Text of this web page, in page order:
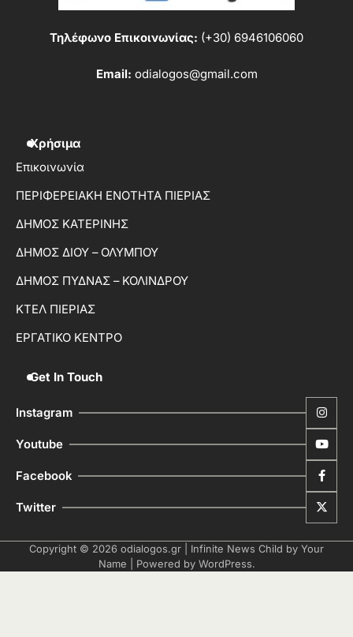
Τηλέφωνο Επικοινωνίας: (+30) 6946106060
Email: odialogos@gmail.com
Χρήσιμα
Επικοινωνία
ΠΕΡΙΦΕΡΕΙΑΚΗ ΕΝΟΤΗΤΑ ΠΙΕΡΙΑΣ
ΔΗΜΟΣ ΚΑΤΕΡΙΝΗΣ
ΔΗΜΟΣ ΔΙΟΥ – ΟΛΥΜΠΟΥ
ΔΗΜΟΣ ΠΥΔΝΑΣ – ΚΟΛΙΝΔΡΟΥ
ΚΤΕΛ ΠΙΕΡΙΑΣ
ΕΡΓΑΤΙΚΟ ΚΕΝΤΡΟ
Get In Touch
Instagram
Youtube
Facebook
Twitter
Copyright © 2026 odialogos.gr | Infinite News Child by Your
Name | Powered by WordPress.